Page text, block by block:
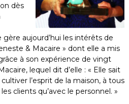
dès
gère aujourd’hui les intérêts de
& Macaire » dont elle a mis
à son expérience de vingt
lequel dit d’elle : « Elle sait
l’esprit de la maison, à tous
clients qu’avec le personnel. »